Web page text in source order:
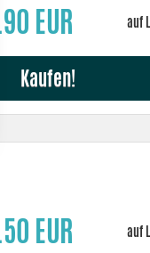
EUR
Kaufen!
EUR